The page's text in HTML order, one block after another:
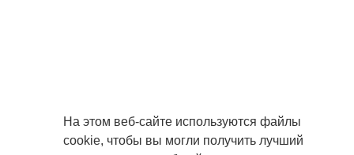
На этом веб-сайте используются файлы
cookie, чтобы вы могли получить лучший